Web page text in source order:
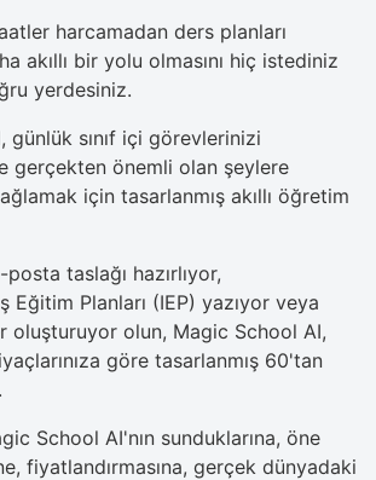
harcamadan ders planları
akıllı bir yolu olmasını hiç istediniz
yerdesiniz.
günlük sınıf içi görevlerinizi
gerçekten önemli olan şeylere
için tasarlanmış akıllı öğretim
taslağı hazırlıyor,
Eğitim Planları (IEP) yazıyor veya
oluşturuyor olun, Magic School AI,
göre tasarlanmış 60'tan
School AI'nın sunduklarına, öne
fiyatlandırmasına, gerçek dünyadaki